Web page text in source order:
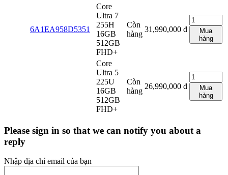
6A1EA958D5351
Core
Ultra 7
255H
16GB
512GB
FHD+
Còn
hàng
31,990,000 đ
Mua
hàng
Core
Ultra 5
225U
16GB
512GB
FHD+
Còn
hàng
26,990,000 đ
Mua
hàng
Please sign in so that we can notify you about a
reply
Nhập địa chỉ email của bạn